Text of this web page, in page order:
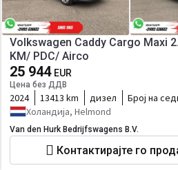
Volkswagen Caddy Cargo Maxi
KM/ PDC/ Airco
25 944 EUR
Цена без ДДВ
2024 13413 km дизел Број на
Холандија, Helmond
Van den Hurk Bedrijfswagens B.V.
Контактирајте го